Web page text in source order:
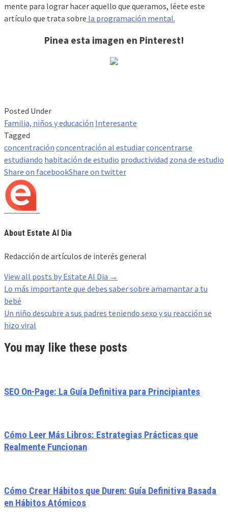
mente para lograr hacer aquello que queramos, léete este
artículo que trata sobre la programación mental.
Pinea esta imagen en Pinterest!
Posted Under
Familia, niños y educación Interesante
Tagged
concentración concentración al estudiarconcentrarse
estudiando habitación de estudio productividad zona de estudio
Share on facebookShare on twitter
About Estate Al Dia
Redacción de artículos de interés general
View all posts by Estate Al Dia →
Post
navigation
Lo más importante que debes saber sobre amamantar a tu
bebé
Un niño descubre a sus padres teniendo sexo y su reacción se
hizo viral
You may like these posts
SEO On-Page: La Guía Definitiva para Principiantes
Cómo Leer Más Libros: Estrategias Prácticas que
Realmente Funcionan
Cómo Crear Hábitos que Duren: Guía Definitiva Basada
en Hábitos Atómicos